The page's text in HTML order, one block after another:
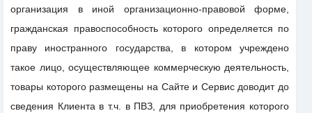
организация в иной организационно-правовой форме,
гражданская правоспособность которого определяется по
праву иностранного государства, в котором учреждено
такое лицо, осуществляющее коммерческую деятельность,
товары которого размещены на Сайте и Сервис доводит до
сведения Клиента в т.ч. в ПВЗ, для приобретения которого